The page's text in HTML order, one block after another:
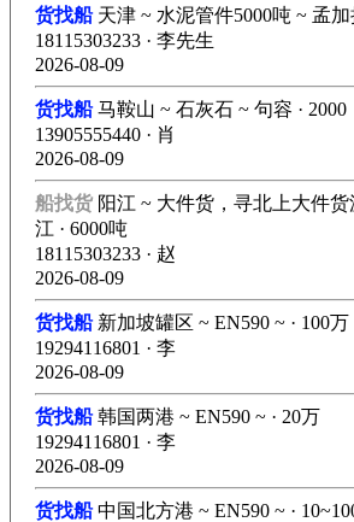
货找船天津 ~ 水泥管件5000吨 ~ 孟加
18115303233 · 李先生
2026-08-09
货找船马鞍山 ~ 石灰石 ~ 句容 · 2000
13905555440 · 肖
2026-08-09
船找货 阳江 ~ 大件货，寻北上大件
江 · 6000吨
18115303233 · 赵
2026-08-09
货找船新加坡罐区 ~ EN590 ~ · 100万
19294116801 · 李
2026-08-09
货找船韩国两港 ~ EN590 ~ · 20万
19294116801 · 李
2026-08-09
货找船中国北方港 ~ EN590 ~ ·